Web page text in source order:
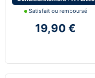
Satisfait ou remboursé
19,90 €